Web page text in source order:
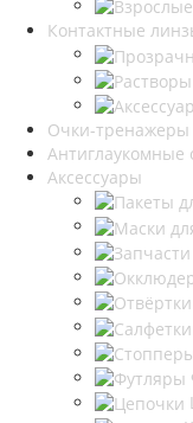
Контактные
Очки-тренажеры
Антиглаукомные
Аксессуары